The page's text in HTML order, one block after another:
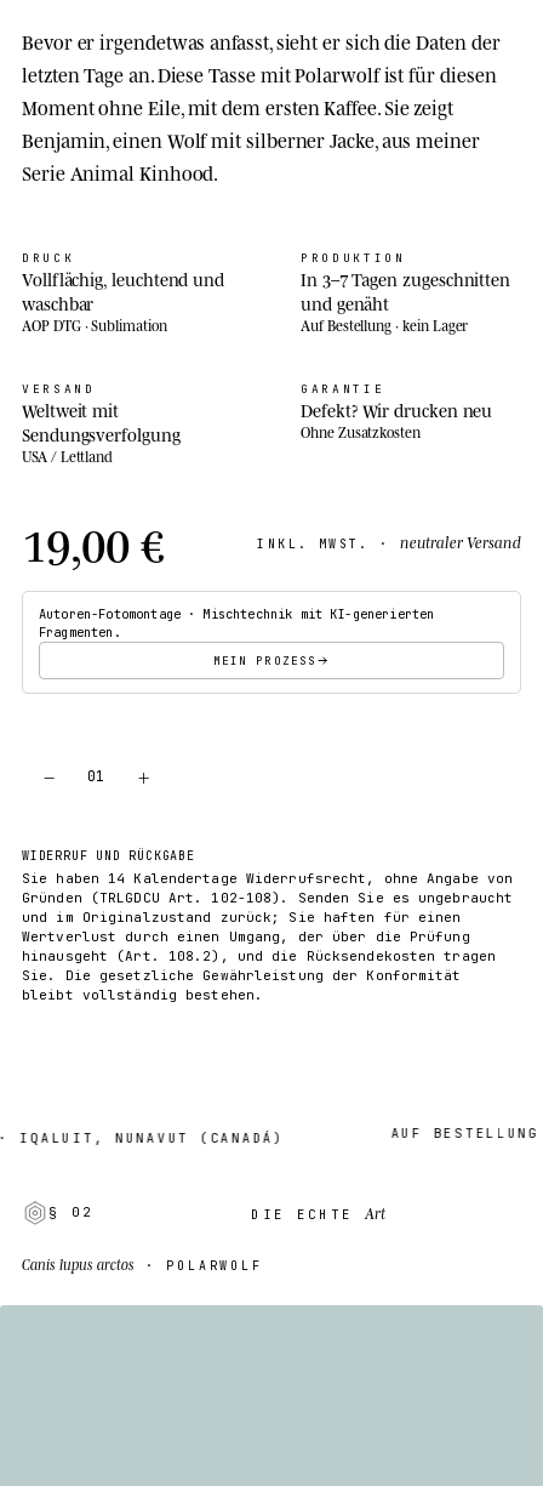
Bevor er irgendetwas anfasst, sieht er sich die Daten der
letzten Tage an. Diese Tasse mit Polarwolf ist für diesen
Moment ohne Eile, mit dem ersten Kaffee. Sie zeigt
Benjamin, einen Wolf mit silberner Jacke, aus meiner
Serie Animal Kinhood.
DRUCK
Vollflächig, leuchtend und
waschbar
AOP DTG · Sublimation
PRODUKTION
In 3–7 Tagen zugeschnitten
und genäht
Auf Bestellung · kein Lager
VERSAND
Weltweit mit
Sendungsverfolgung
USA / Lettland
GARANTIE
Defekt? Wir drucken neu
Ohne Zusatzkosten
19,00 € INKL. MWST. · neutraler Versand
Autoren-Fotomontage · Mischtechnik mit KI-generierten
Fragmenten.
MEIN PROZESS
− 01 +
WIDERRUF UND RÜCKGABE
Sie haben 14 Kalendertage Widerrufsrecht, ohne Angabe von
Gründen (TRLGDCU Art. 102-108). Senden Sie es ungebraucht
und im Originalzustand zurück; Sie haften für einen
Wertverlust durch einen Umgang, der über die Prüfung
hinausgeht (Art. 108.2), und die Rücksendekosten tragen
Sie. Die gesetzliche Gewährleistung der Konformität
bleibt vollständig bestehen.
NUNAVUT (CANADÁ) AUF BESTELLUNG ·
§ 02 DIE ECHTEArt
Canis lupus arctos · POLARWOLF